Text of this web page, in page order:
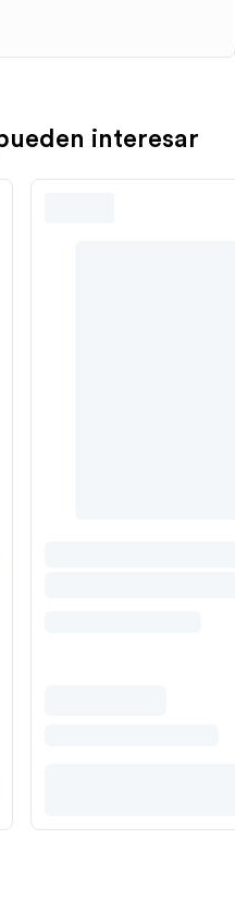
interesar